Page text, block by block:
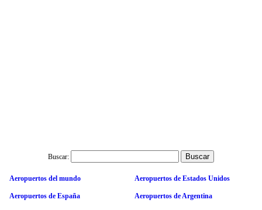
Buscar:
Aeropuertos del mundo Aeropuertos de Estados Unidos
Aeropuertos de España Aeropuertos de Argentina